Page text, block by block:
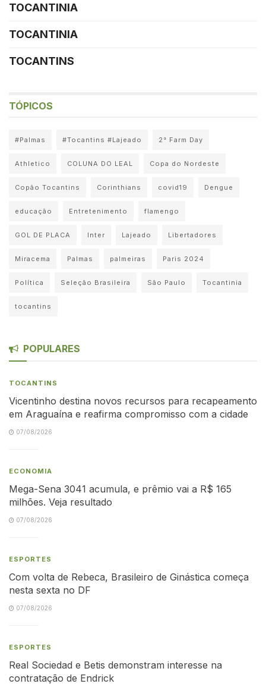
TOCANTINIA
TOCANTINIA
TOCANTINS
TÓPICOS
#Palmas #Tocantins #Lajeado 2° Farm Day
Athletico COLUNA DO LEAL Copa do Nordeste
Copão Tocantins Corinthians covid19 Dengue
educação Entretenimento flamengo
GOL DE PLACA Inter Lajeado Libertadores
Miracema Palmas palmeiras Paris 2024
Política Seleção Brasileira São Paulo Tocantinia
tocantins
POPULARES
TOCANTINS
Vicentinho destina novos recursos para recapeamento
em Araguaína e reafirma compromisso com a cidade
07/08/2026
ECONOMIA
Mega-Sena 3041 acumula, e prêmio vai a R$ 165
milhões. Veja resultado
07/08/2026
ESPORTES
Com volta de Rebeca, Brasileiro de Ginástica começa
nesta sexta no DF
07/08/2026
ESPORTES
Real Sociedad e Betis demonstram interesse na
contratação de Endrick